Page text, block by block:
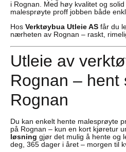
i Rognan. Med høy kvalitet og
malesprøyte proff jobben både
Hos Verktøybua Utleie AS får du
nærheten av Rognan – raskt,
Utleie av
Rognan – hent
Rognan
Du kan enkelt hente malesprøyte
på Rognan – kun en kort kjøretur
løsning gjør det mulig å hente og
deg, 365 dager i året – morgen til